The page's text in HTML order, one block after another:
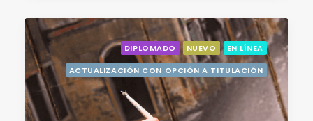
DIPLOMADO NUEVO
EN LÍNEA
ACTUALIZACIÓN CON OPCIÓN A TITULACIÓN